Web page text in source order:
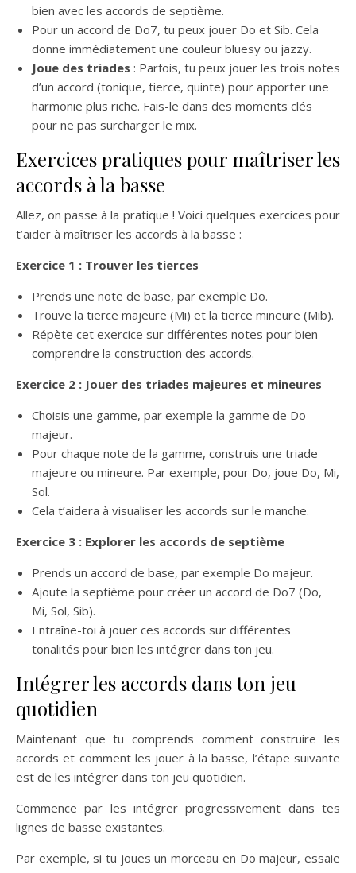
bien avec les accords de septième.
Pour un accord de Do7, tu peux jouer Do et Sib. Cela
donne immédiatement une couleur bluesy ou jazzy.
Joue des triades : Parfois, tu peux jouer les trois notes
d’un accord (tonique, tierce, quinte) pour apporter une
harmonie plus riche. Fais-le dans des moments clés
pour ne pas surcharger le mix.
Exercices pratiques pour maîtriser les
accords à la basse
Allez, on passe à la pratique ! Voici quelques exercices pour
t’aider à maîtriser les accords à la basse :
Exercice 1 : Trouver les tierces
Prends une note de base, par exemple Do.
Trouve la tierce majeure (Mi) et la tierce mineure (Mib).
Répète cet exercice sur différentes notes pour bien
comprendre la construction des accords.
Exercice 2 : Jouer des triades majeures et mineures
Choisis une gamme, par exemple la gamme de Do
majeur.
Pour chaque note de la gamme, construis une triade
majeure ou mineure. Par exemple, pour Do, joue Do, Mi,
Sol.
Cela t’aidera à visualiser les accords sur le manche.
Exercice 3 : Explorer les accords de septième
Prends un accord de base, par exemple Do majeur.
Ajoute la septième pour créer un accord de Do7 (Do,
Mi, Sol, Sib).
Entraîne-toi à jouer ces accords sur différentes
tonalités pour bien les intégrer dans ton jeu.
Intégrer les accords dans ton jeu
quotidien
Maintenant que tu comprends comment construire les
accords et comment les jouer à la basse, l’étape suivante
est de les intégrer dans ton jeu quotidien.
Commence par les intégrer progressivement dans tes
lignes de basse existantes.
Par exemple, si tu joues un morceau en Do majeur, essaie